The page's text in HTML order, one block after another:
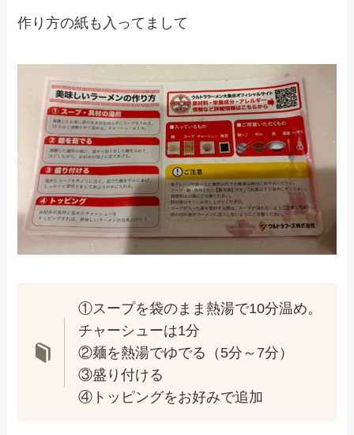
作り方の紙も入ってまして
①スープを袋のまま熱湯で10分温め。
チャーシューは1分
②麺を熱湯でゆでる（5分～7分）
③盛り付ける
④トッピングをお好みで追加